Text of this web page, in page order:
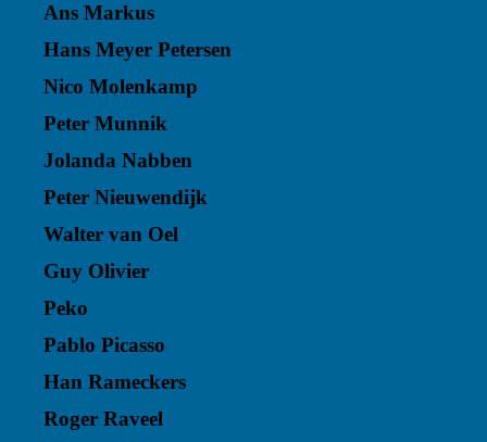
Ans Markus
Hans Meyer Petersen
Nico Molenkamp
Peter Munnik
Jolanda Nabben
Peter Nieuwendijk
Walter van Oel
Guy Olivier
Peko
Pablo Picasso
Han Rameckers
Roger Raveel